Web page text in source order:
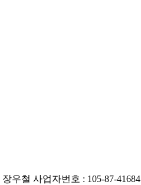
장우철 사업자번호 : 105-87-41684